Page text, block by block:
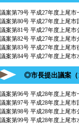
議案第79号 平成27年度上尾
議案第80号 平成27年度上尾
議案第81号 平成27年度上尾
議案第82号 平成27年度上尾
議案第83号 平成27年度上尾
議案第84号 平成27年度上尾
◎市長提出議案（
議案第96号 平成28年度上尾市
議案第97号 平成28年度上尾市
議案第98号 平成28年度上尾市
議案第99号 平成28年度上尾市